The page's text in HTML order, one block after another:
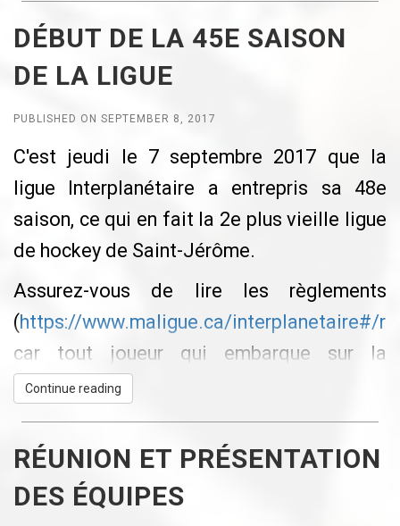
DÉBUT DE LA 45E SAISON
DE LA LIGUE
PUBLISHED ON SEPTEMBER 8, 2017
C'est jeudi le 7 septembre 2017 que la
ligue Interplanétaire a entrepris sa 48e
saison, ce qui en fait la 2e plus vieille ligue
de hockey de Saint-Jérôme.
Assurez-vous de lire les règlements
(https://www.maligue.ca/interplanetaire#/
car tout joueur qui embarque sur la
patinoire à partir de maintenant aprouve en
totalité les règlements de la ligue, et ce
tout au long de la saison.
Victoire des blancs et de DDA Sports
Continue reading
RÉUNION ET PRÉSENTATION
DES ÉQUIPES